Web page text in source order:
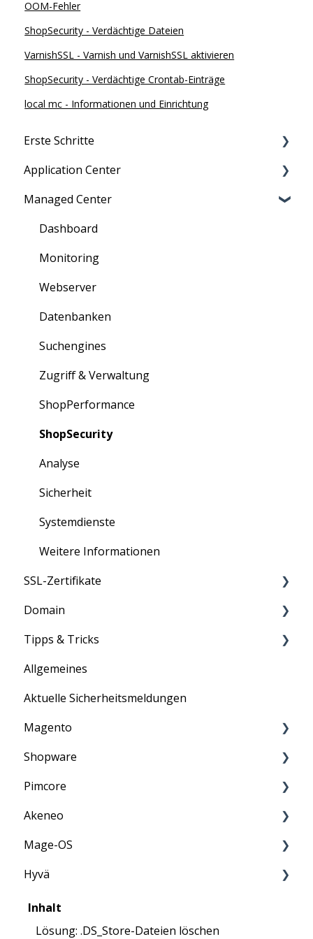
OOM-Fehler
ShopSecurity - Verdächtige Dateien
VarnishSSL - Varnish und VarnishSSL aktivieren
ShopSecurity - Verdächtige Crontab-Einträge
local mc - Informationen und Einrichtung
Erste Schritte
Migration zu maxcluster
Nutzerverwaltung
Zugriff
Information für Neukunden
Application Center
Persönliche Daten
Übersicht über Kunden, Cluster und mehr
Verträge: Bestellung und Kündigung
Rechnungen
Bestellungen
Erweiterungen
Partner-Portal
Managed Center
Dashboard
Monitoring
Webserver
Datenbanken
Suchengines
Zugriff & Verwaltung
ShopPerformance
ShopSecurity
Analyse
Sicherheit
Systemdienste
Weitere Informationen
SSL-Zertifikate
Anleitung
Information
Domain
Informationen
Tipps & Tricks
Allgemein
ASV-Scan
E-Mail
PCI-DSS
Penetrationstest
Allgemeines
Aktuelle Sicherheitsmeldungen
Magento
Information
Shopware
Anleitung
Pimcore
Anleitung
FAQ
Akeneo
Anleitung
FAQ
Mage-OS
FAQ
Hyvä
FAQ
Inhalt
Lösung: .DS_Store-Dateien löschen